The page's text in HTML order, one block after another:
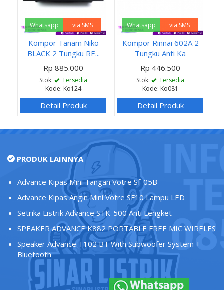
Whatsapp via SMS
Kompor Tanam Niko
BLACK 2 Tungku RE...
Rp 885.000
Stok:
Tersedia
Kode: Ko124
Detail Produk
Whatsapp via SMS
Kompor Rinnai 602A 2
Tungku Anti Ka
Rp 446.500
Stok:
Tersedia
Kode: Ko081
Detail Produk
PRODUK LAINNYA
Advance Kipas Mini Tangan Votre Sf-05B
Advance Kipas Angin Mini Votre SF10 Lampu LED
Setrika Listrik Advance STK-500 Anti Lengket
SPEAKER ADVANCE K882 PORTABLE FREE MIC WIRELES
Speaker Advance T102 BT With Subwoofer System +
Bluetooth